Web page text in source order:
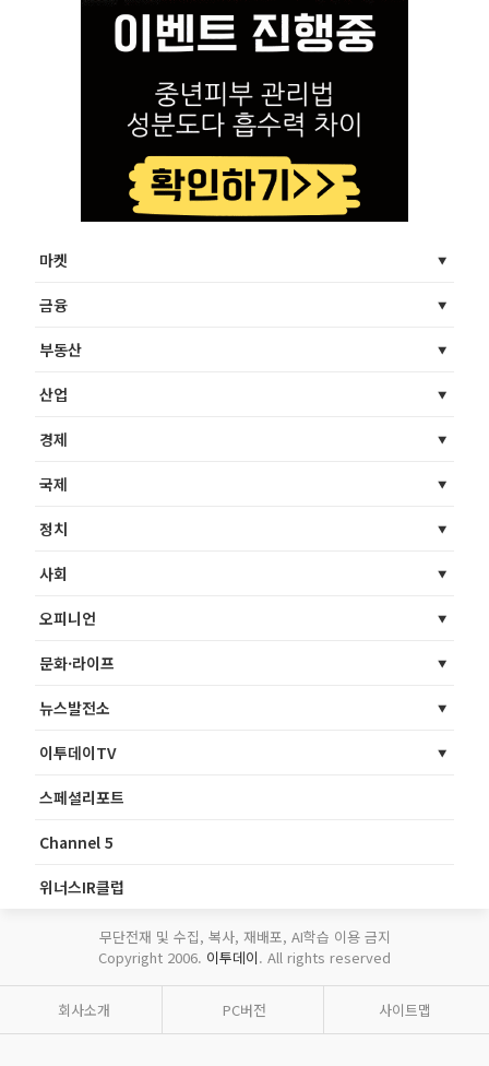
마켓
금융
부동산
산업
경제
국제
정치
사회
오피니언
문화·라이프
뉴스발전소
이투데이TV
스페셜리포트
Channel 5
위너스IR클럽
무단전재 및 수집, 복사, 재배포, AI학습 이용 금지
Copyright 2006. 이투데이. All rights reserved
회사소개 PC버전 사이트맵